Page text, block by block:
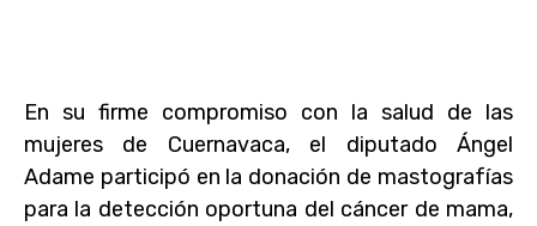
En su firme compromiso con la salud de las
mujeres de Cuernavaca, el diputado Ángel
Adame participó en la donación de mastografías
para la detección oportuna del cáncer de mama,